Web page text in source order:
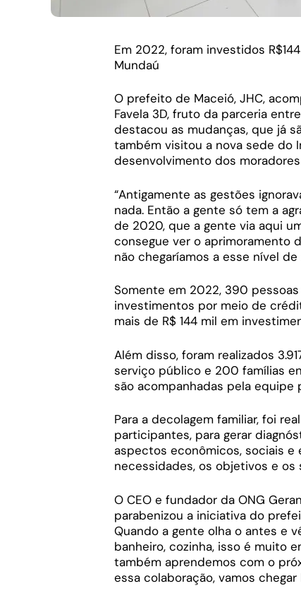
Em 2022, foram investidos
Mundaú
O prefeito de Maceió, JHC,
Favela 3D, fruto da parceria
destacou as mudanças, que já
também visitou a nova sede do
desenvolvimento dos
“Antigamente as gestões
nada. Então a gente só tem a
de 2020, que a gente via aqui
consegue ver o aprimoramento
não chegaríamos a esse nível
Somente em 2022, 390
investimentos por meio de
mais de R$ 144 mil em
Além disso, foram realizados
serviço público e 200 famílias
são acompanhadas pela
Para a decolagem familiar, foi
participantes, para gerar
aspectos econômicos, sociais e
necessidades, os objetivos e os
O CEO e fundador da ONG
parabenizou a iniciativa do
Quando a gente olha o antes e
banheiro, cozinha, isso é muito
também aprendemos com o
essa colaboração, vamos chegar